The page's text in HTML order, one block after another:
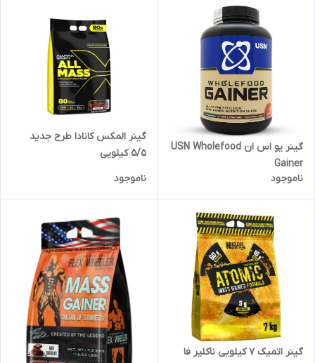
گینر یو اس ان USN Wholefood
Gainer
ناموجود
گینر المکس کانادا طرح جدید
۵/۵ کیلویی
ناموجود
گینر اتمیک ۷ کیلویی ناکلیر فا